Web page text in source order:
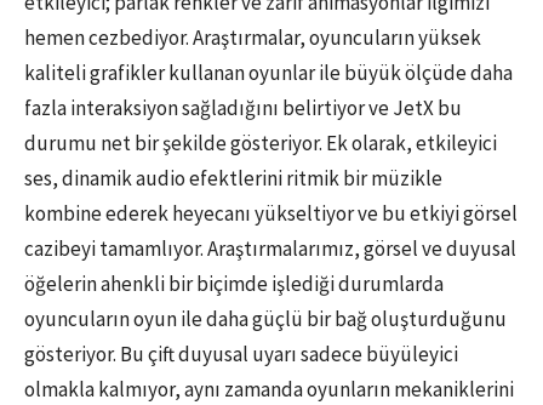
hemen cezbediyor. Araştırmalar, oyuncuların yüksek
kaliteli grafikler kullanan oyunlar ile büyük ölçüde daha
fazla interaksiyon sağladığını belirtiyor ve JetX bu
durumu net bir şekilde gösteriyor. Ek olarak, etkileyici
ses, dinamik audio efektlerini ritmik bir müzikle
kombine ederek heyecanı yükseltiyor ve bu etkiyi görsel
cazibeyi tamamlıyor. Araştırmalarımız, görsel ve duyusal
öğelerin ahenkli bir biçimde işlediği durumlarda
oyuncuların oyun ile daha güçlü bir bağ oluşturduğunu
gösteriyor. Bu çift duyusal uyarı sadece büyüleyici
olmakla kalmıyor, aynı zamanda oyunların mekaniklerini